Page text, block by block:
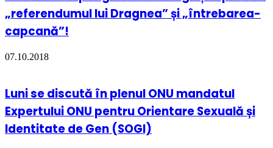
„referendumul lui Dragnea” și „întrebarea-
capcană”!
07.10.2018
Luni se discută în plenul ONU mandatul
Expertului ONU pentru Orientare Sexuală și
Identitate de Gen (SOGI)